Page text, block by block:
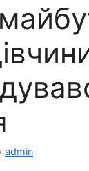
admin